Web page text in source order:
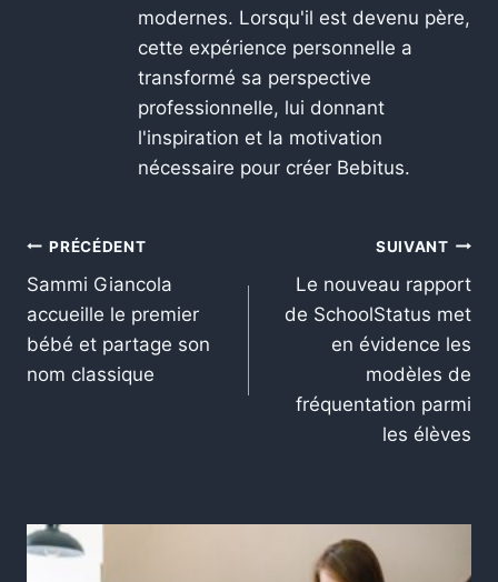
modernes. Lorsqu'il est devenu père,
cette expérience personnelle a
transformé sa perspective
professionnelle, lui donnant
l'inspiration et la motivation
nécessaire pour créer Bebitus.
PRÉCÉDENT
Sammi Giancola
accueille le premier
bébé et partage son
nom classique
SUIVANT
Le nouveau rapport
de SchoolStatus met
en évidence les
modèles de
fréquentation parmi
les élèves